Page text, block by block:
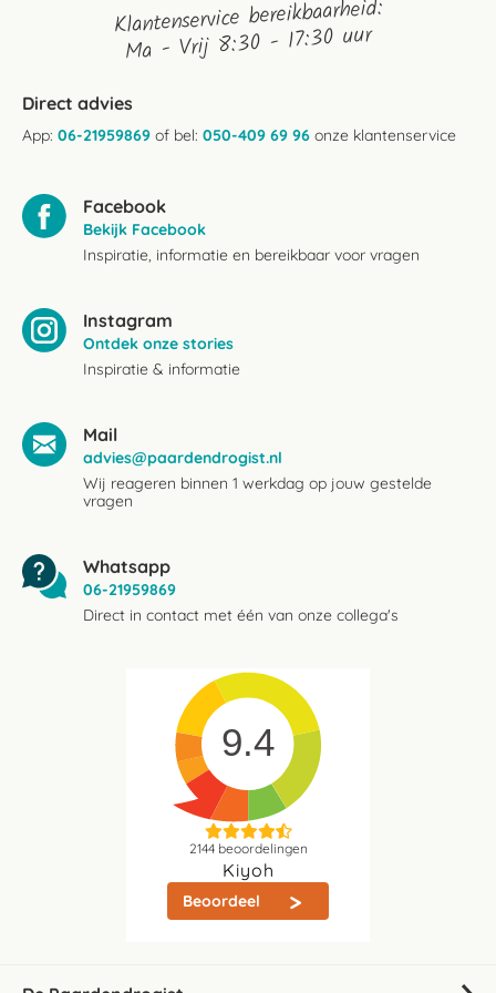
Klantenservice bereikbaarheid:
Ma - Vrij 8:30 - 17:30 uur
Direct advies
App: 06-21959869 of bel: 050-409 69 96 onze klantenservice
Facebook
Bekijk Facebook
Inspiratie, informatie en bereikbaar voor vragen
Instagram
Ontdek onze stories
Inspiratie & informatie
Mail
advies@paardendrogist.nl
Wij reageren binnen 1 werkdag op jouw gestelde
vragen
Whatsapp
06-21959869
Direct in contact met één van onze collega's
9.4
2144beoordelingen
Kiyoh
Beoordeel